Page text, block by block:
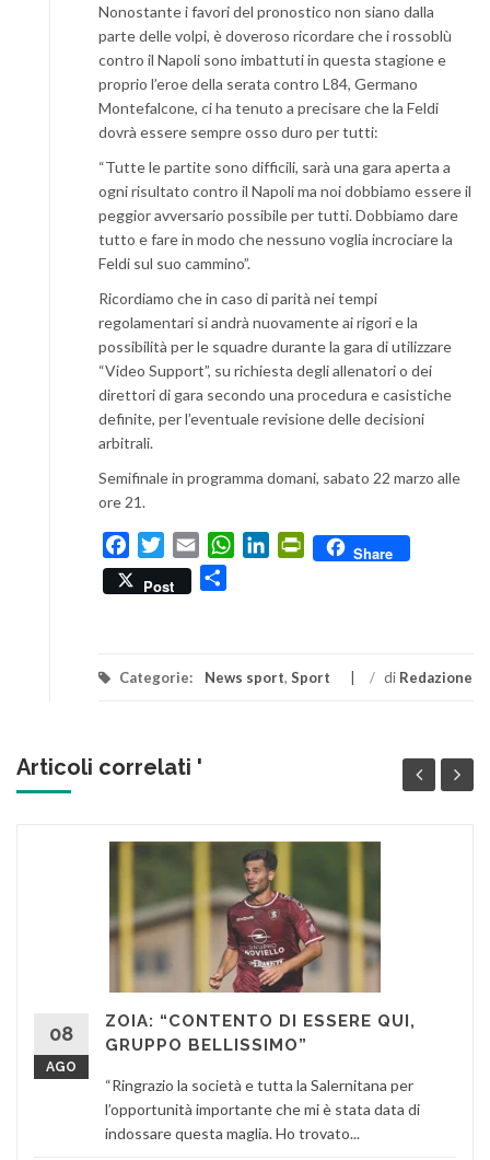
Nonostante i favori del pronostico non siano dalla
parte delle volpi, è doveroso ricordare che i rossoblù
contro il Napoli sono imbattuti in questa stagione e
proprio l’eroe della serata contro L84, Germano
Montefalcone, ci ha tenuto a precisare che la Feldi
dovrà essere sempre osso duro per tutti:
“Tutte le partite sono difficili, sarà una gara aperta a
ogni risultato contro il Napoli ma noi dobbiamo essere il
peggior avversario possibile per tutti. Dobbiamo dare
tutto e fare in modo che nessuno voglia incrociare la
Feldi sul suo cammino”.
Ricordiamo che in caso di parità nei tempi
regolamentari si andrà nuovamente ai rigori e la
possibilità per le squadre durante la gara di utilizzare
“Video Support”, su richiesta degli allenatori o dei
direttori di gara secondo una procedura e casistiche
definite, per l’eventuale revisione delle decisioni
arbitrali.
Semifinale in programma domani, sabato 22 marzo alle
ore 21.
FacebookTwitterEmail WhatsApp
LinkedInPrintFriendly
Share
Post
Categorie: News sport, Sport / di Redazione
Articoli correlati '
08
AGO
ZOIA: “CONTENTO DI ESSERE QUI,
GRUPPO BELLISSIMO”
“Ringrazio la società e tutta la Salernitana per
l’opportunità importante che mi è stata data di
indossare questa maglia. Ho trovato...